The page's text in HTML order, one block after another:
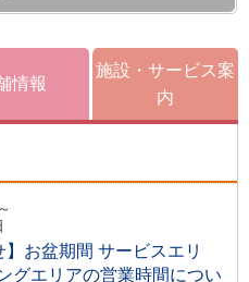
情報
施設・サービス案
内
】お盆期間 サービスエリ
グエリアの営業時間につい